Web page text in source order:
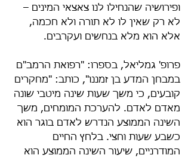
ופירושיה שהנחילו לנו צאצאי המינים –
לא רק שאין לו לא תורה ולא חכמה,
אלא הוא מלא בנחשים ועקרבים.
פרופ' גמליאל, בספרו: "רפואת הרמב"ם
במבחן המדע בן זמננו", כותב: "מחקרים
קובעים, כי משך שעות שינה מיטבי שונה
מאדם לאדם. להערכת המומחים, משך
השינה הממוצע הנדרש לאדם בוגר הוא
כשבע שעות וחצי. בלחץ החיים
המודרניים, שיעור השינה הממוצע הוא